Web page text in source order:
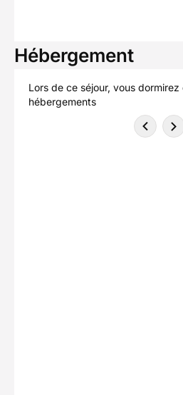
Hébergement
Lors de ce séjour, vous dormirez
hébergements